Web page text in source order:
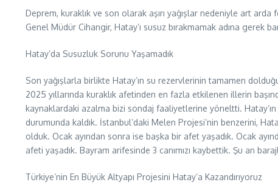
Deprem, kuraklık ve son olarak aşırı yağışlar nedeniyle art
Genel Müdür Cihangir, Hatay’ı susuz bırakmamak adına gerek
Hatay’da Susuzluk Sorunu Yaşamadık
Son yağışlarla birlikte Hatay’ın su rezervlerinin tamamen
2025 yıllarında kuraklık afetinden en fazla etkilenen illerin
kaynaklardaki azalma bizi sondaj faaliyetlerine yöneltti.
durumunda kaldık. İstanbul’daki Melen Projesi’nin benzerini,
olduk. Ocak ayından sonra ise başka bir afet yaşadık. Ocak
afeti yaşadık. Bayram arifesinde 3 canımızı kaybettik. Şu an
Türkiye’nin En Büyük Altyapı Projesini Hatay’a Kazandırıyoruz